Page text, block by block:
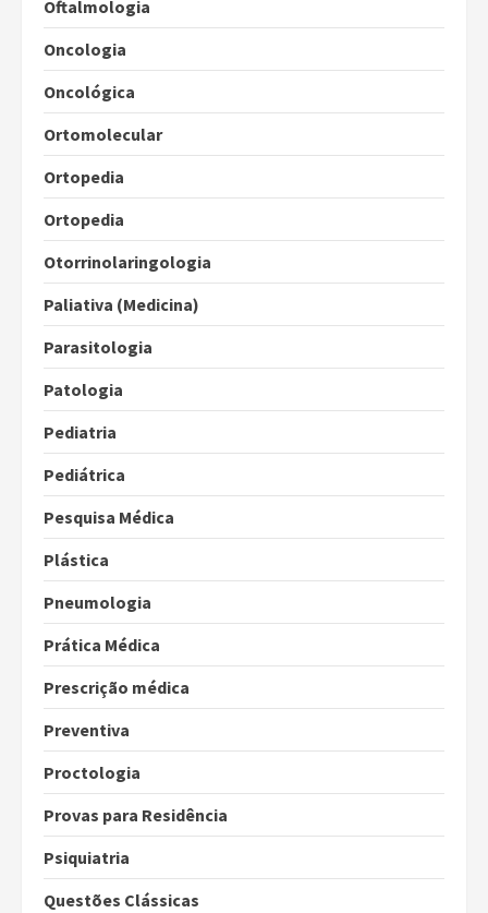
Oftalmologia
Oncologia
Oncológica
Ortomolecular
Ortopedia
Ortopedia
Otorrinolaringologia
Paliativa (Medicina)
Parasitologia
Patologia
Pediatria
Pediátrica
Pesquisa Médica
Plástica
Pneumologia
Prática Médica
Prescrição médica
Preventiva
Proctologia
Provas para Residência
Psiquiatria
Questões Clássicas